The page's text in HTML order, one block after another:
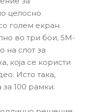
целосно
голем екран.
во три бои, SM-
на слот за
која се користи
Исто така,
100 рамки.